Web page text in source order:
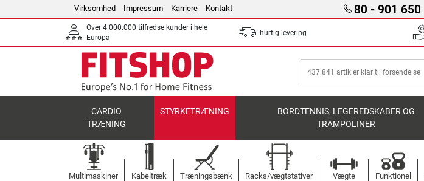
Virksomhed Impressum Karriere Kontakt 80 - 901 650
Over 4.000.000 tilfredse kunder i hele
Europa
hurtig levering
CARDIO
TRÆNING
STYRKETRÆNING
BORDTENNIS, LEGEREDSKABER OG
TRAMPOLINER
Multimaskiner Kabeltræk Træningsbænk Racks/vægtstativer Vægte
Funktionel